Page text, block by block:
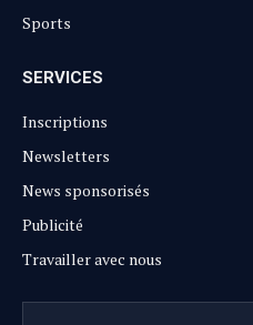
Sports
SERVICES
Inscriptions
Newsletters
News sponsorisés
Publicité
Travailler avec nous